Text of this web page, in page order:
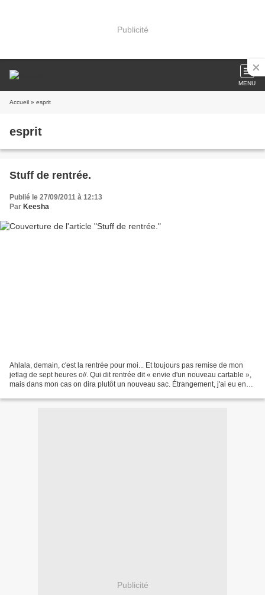
Publicité
MENU
Accueil » esprit
esprit
Stuff de rentrée.
Publié le 27/09/2011 à 12:13
Par Keesha
Ahlala, demain, c'est la rentrée pour moi... Et toujours pas remise de mon
jetlag de sept heures o//. Qui dit rentrée dit « envie d'un nouveau cartable »,
mais dans mon cas on dira plutôt un nouveau sac. Étrangement, j'ai eu envie
Publicité